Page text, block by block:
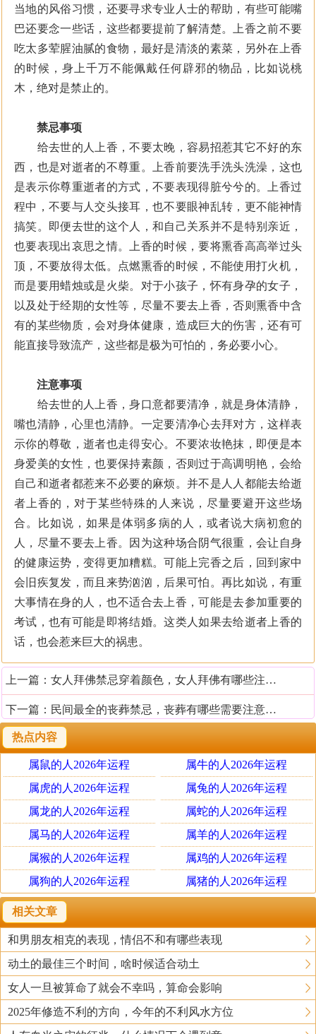
当地的风俗习惯，还要寻求专业人士的帮助，有些可能嘴
巴还要念一些话，这些都要提前了解清楚。上香之前不要
吃太多荤腥油腻的食物，最好是清淡的素菜，另外在上香
的时候，身上千万不能佩戴任何辟邪的物品，比如说桃
木，绝对是禁止的。
禁忌事项
给去世的人上香，不要太晚，容易招惹其它不好的东
西，也是对逝者的不尊重。上香前要洗手洗头洗澡，这也
是表示你尊重逝者的方式，不要表现得脏兮兮的。上香过
程中，不要与人交头接耳，也不要眼神乱转，更不能神情
搞笑。即便去世的这个人，和自己关系并不是特别亲近，
也要表现出哀思之情。上香的时候，要将熏香高高举过头
顶，不要放得太低。点燃熏香的时候，不能使用打火机，
而是要用蜡烛或是火柴。对于小孩子，怀有身孕的女子，
以及处于经期的女性等，尽量不要去上香，否则熏香中含
有的某些物质，会对身体健康，造成巨大的伤害，还有可
能直接导致流产，这些都是极为可怕的，务必要小心。
注意事项
给去世的人上香，身口意都要清净，就是身体清静，
嘴也清静，心里也清静。一定要清净心去拜对方，这样表
示你的尊敬，逝者也走得安心。不要浓妆艳抹，即便是本
身爱美的女性，也要保持素颜，否则过于高调明艳，会给
自己和逝者都惹来不必要的麻烦。并不是人人都能去给逝
者上香的，对于某些特殊的人来说，尽量要避开这些场
合。比如说，如果是体弱多病的人，或者说大病初愈的
人，尽量不要去上香。因为这种场合阴气很重，会让自身
的健康运势，变得更加糟糕。可能上完香之后，回到家中
会旧疾复发，而且来势汹汹，后果可怕。再比如说，有重
大事情在身的人，也不适合去上香，可能是去参加重要的
考试，也有可能是即将结婚。这类人如果去给逝者上香的
话，也会惹来巨大的祸患。
上一篇： 女人拜佛禁忌穿着颜色，女人拜佛有哪些注意事项
下一篇： 民间最全的丧葬禁忌，丧葬有哪些需要注意的地方
热点内容
属鼠的人2026年运程
属牛的人2026年运程
属虎的人2026年运程
属兔的人2026年运程
属龙的人2026年运程
属蛇的人2026年运程
属马的人2026年运程
属羊的人2026年运程
属猴的人2026年运程
属鸡的人2026年运程
属狗的人2026年运程
属猪的人2026年运程
相关文章
和男朋友相克的表现，情侣不和有哪些表现
动土的最佳三个时间，啥时候适合动土
女人一旦被算命了就会不幸吗，算命会影响
2025年修造不利的方向，今年的不利风水方位